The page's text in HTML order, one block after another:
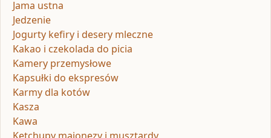
Jama ustna
Jedzenie
Jogurty kefiry i desery mleczne
Kakao i czekolada do picia
Kamery przemysłowe
Kapsułki do ekspresów
Karmy dla kotów
Kasza
Kawa